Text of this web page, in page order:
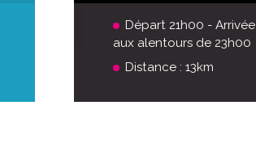
Départ 21h00 - Arrivée
aux alentours de 23h00
Distance : 13km